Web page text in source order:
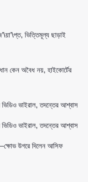
ভিত্তিমূল্য ছাড়াই
কেন অবৈধ নয়, হাইকোর্টের
ভিডিও ভাইরাল, তদন্তের আশ্বাস
ভিডিও ভাইরাল, তদন্তের আশ্বাস
উগরে দিলেন আসিফ